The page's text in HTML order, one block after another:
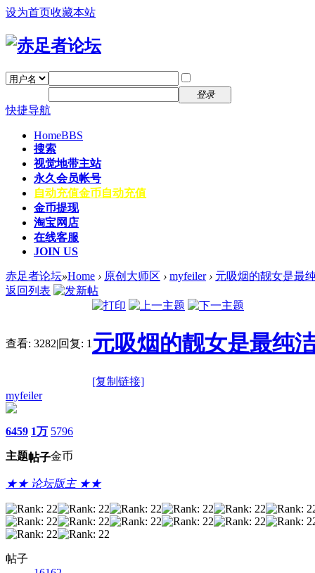
设为首页收藏本站
登录
快捷导航
HomeBBS
搜索
视觉地带主站
永久会员帐号
自动充值金币自动充值
金币提现
淘宝网店
在线客服
JOIN US
赤足者论坛»Home › 原创大师区 › myfeiler › 元吸烟的靓女是最
返回列表
查看: 3282|回复: 1 元吸烟的靓女是最纯
[复制链接]
myfeiler
6459
主题
1万
帖子
5796
金币
★★ 论坛版主 ★★
帖子